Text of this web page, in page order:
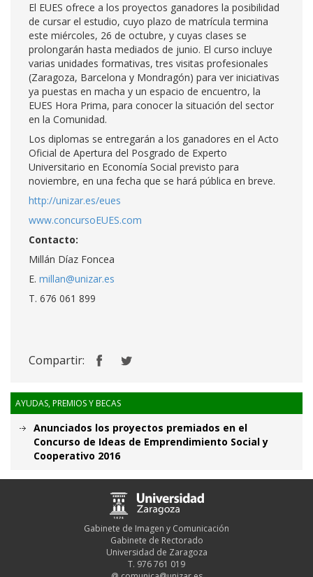
El EUES ofrece a los proyectos ganadores la posibilidad
de cursar el estudio, cuyo plazo de matrícula termina
este miércoles, 26 de octubre, y cuyas clases se
prolongarán hasta mediados de junio. El curso incluye
varias unidades formativas, tres visitas profesionales
(Zaragoza, Barcelona y Mondragón) para ver iniciativas
ya puestas en macha y un espacio de encuentro, la
EUES Hora Prima, para conocer la situación del sector
en la Comunidad.
Los diplomas se entregarán a los ganadores en el Acto
Oficial de Apertura del Posgrado de Experto
Universitario en Economía Social previsto para
noviembre, en una fecha que se hará pública en breve.
http://unizar.es/eues
www.concursoEUES.com
Contacto:
Millán Díaz Foncea
E. millan@unizar.es
T. 676 061 899
Compartir:
AYUDAS, PREMIOS Y BECAS
Anunciados los proyectos premiados en el
Concurso de Ideas de Emprendimiento Social y
Cooperativo 2016
Gabinete de Imagen y Comunicación
Gabinete de Rectorado
Universidad de Zaragoza
T. 976 761 019